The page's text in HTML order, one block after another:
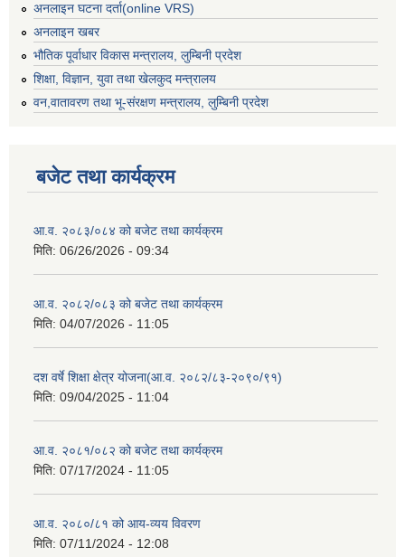
अनलाइन घटना दर्ता(online VRS)
अनलाइन खबर
भौतिक पूर्वाधार विकास मन्त्रालय, लुम्बिनी प्रदेश
शिक्षा, विज्ञान, युवा तथा खेलकुद मन्‍‍त्रालय
वन,वातावरण तथा भू-संरक्षण मन्त्रालय, लुम्बिनी प्रदेश
बजेट तथा कार्यक्रम
आ.व. २०८३/०८४ को बजेट तथा कार्यक्रम
मिति: 06/26/2026 - 09:34
आ.व. २०८२/०८३ को बजेट तथा कार्यक्रम
मिति: 04/07/2026 - 11:05
दश वर्षे शिक्षा क्षेत्र योजना(आ.व. २०८२/८३-२०९०/९१)
मिति: 09/04/2025 - 11:04
आ.व. २०८१/०८२ को बजेट तथा कार्यक्रम
मिति: 07/17/2024 - 11:05
आ.व. २०८०/८१ को आय-व्यय विवरण
मिति: 07/11/2024 - 12:08